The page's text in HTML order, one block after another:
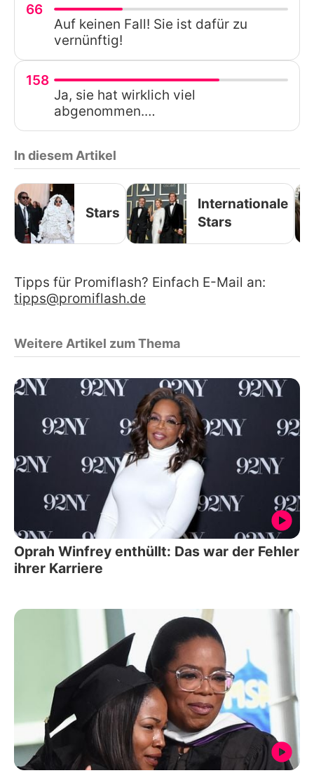
66
Auf keinen Fall! Sie ist dafür zu
vernünftig!
158
Ja, sie hat wirklich viel
abgenommen.…
In diesem Artikel
Stars
Internationale
Stars
Tipps für Promiflash? Einfach E-Mail an:
tipps@promiflash.de
Weitere Artikel zum Thema
Oprah Winfrey enthüllt: Das war der Fehler
ihrer Karriere